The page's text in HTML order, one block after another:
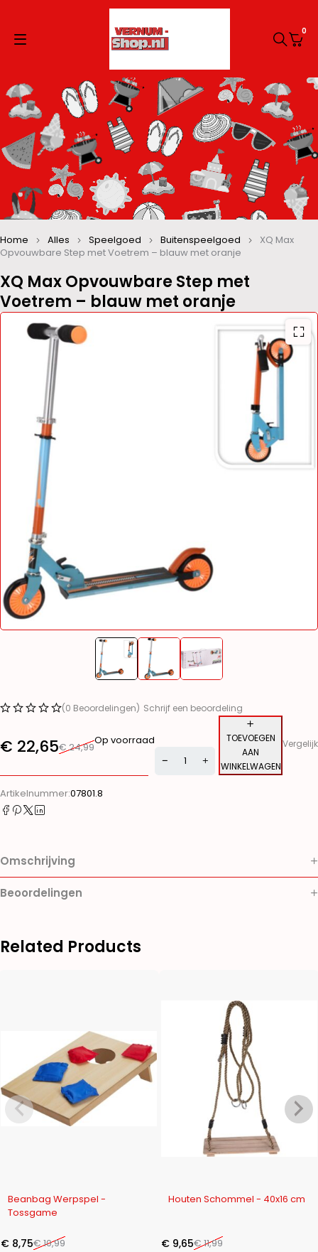
0
XQ Max Opvouwbare Step met
Voetrem – blauw met oranje
Home Alles Speelgoed Buitenspeelgoed
XQ Max
Opvouwbare Step met Voetrem – blauw met oranje
(0 Beoordelingen) Schrijf een beoordeling
€24,99
€ 22,65 Op voorraad
TOEVOEGEN
AAN
WINKELWAGEN
Vergelijk
Artikelnummer:07801.8
Omschrijving
Beoordelingen
Related Products
Beanbag Werpspel -
Tossgame
€10,99
€ 8,75
Houten Schommel - 40x16 cm
€11,99
€ 9,65